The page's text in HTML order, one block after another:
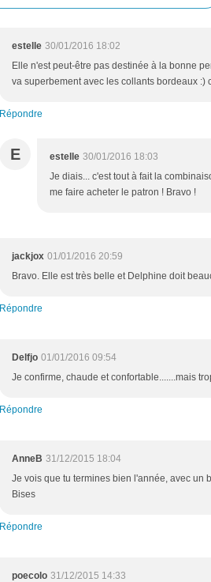
estelle 30/01/2016 18:02
Elle n'est peut-être pas destinée à la bonne
va superbement avec les collants bordeaux :)
Répondre
E estelle 30/01/2016 18:03
Je diais... c'est tout à fait la
me faire acheter le patron ! Bravo !
jackjox 01/01/2016 20:59
Bravo. Elle est très belle et Delphine doit
Répondre
Delfjo 01/01/2016 09:54
Je confirme, chaude et confortable.......mais
Répondre
AnneB 31/12/2015 18:04
Je vois que tu termines bien l'année, avec un
Bises
Répondre
poecolo 31/12/2015 14:33